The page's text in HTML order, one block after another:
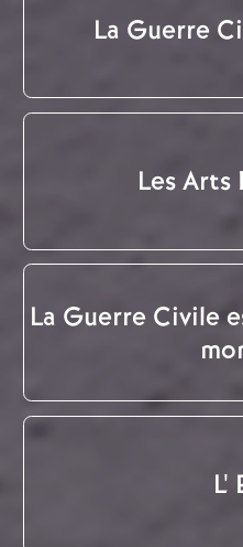
La Guerre
Les Arts
La Guerre Civile
L'